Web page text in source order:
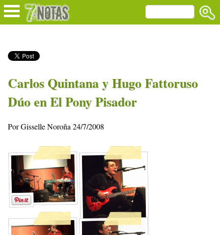
Carlos Quintana y Hugo Fattoruso
Dúo en El Pony Pisador
Por Gisselle Noroña 24/7/2008